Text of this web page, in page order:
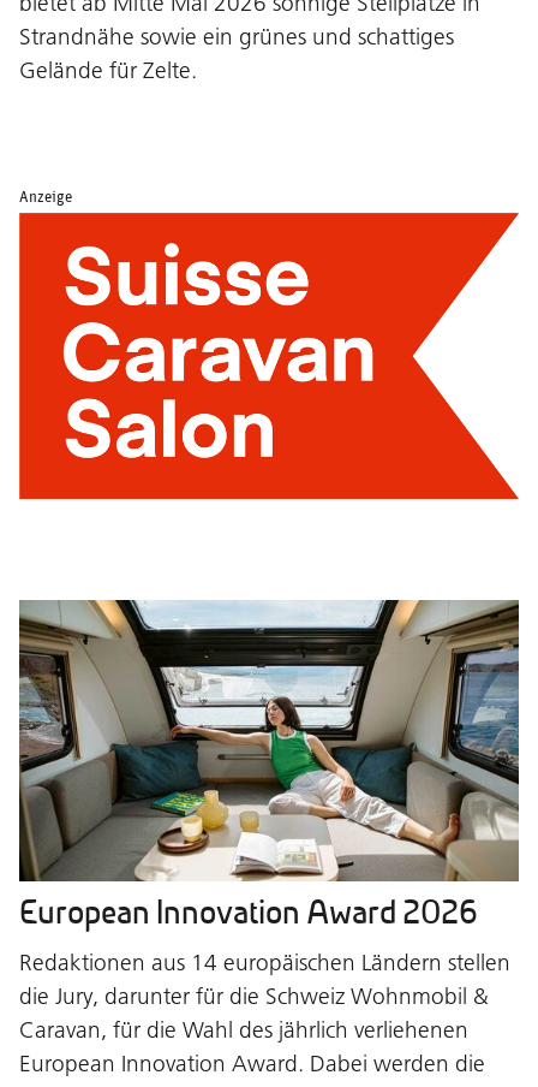
Strandnähe sowie ein grünes und schattiges
Gelände für Zelte.
Anzeige
European Innovation Award 2026
Redaktionen aus 14 europäischen Ländern stellen
die Jury, darunter für die Schweiz Wohnmobil &
Caravan, für die Wahl des jährlich verliehenen
European Innovation Award. Dabei werden die